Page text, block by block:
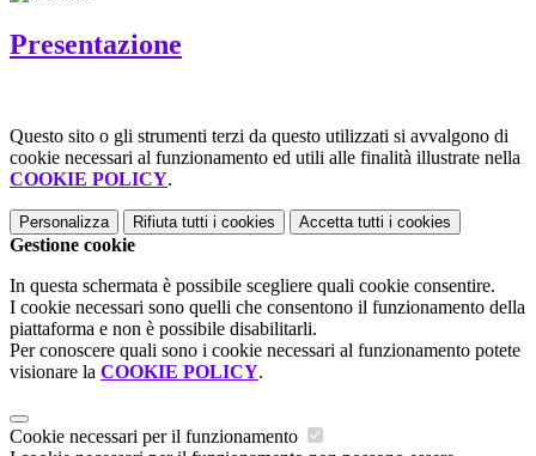
Presentazione
Questo sito o gli strumenti terzi da questo utilizzati si avvalgono di
cookie necessari al funzionamento ed utili alle finalità illustrate nella
COOKIE POLICY.
Personalizza Rifiuta tutti i cookies Accetta tutti i cookies
Gestione cookie
In questa schermata è possibile scegliere quali cookie consentire.
I cookie necessari sono quelli che consentono il funzionamento della
piattaforma e non è possibile disabilitarli.
Per conoscere quali sono i cookie necessari al funzionamento potete
visionare la COOKIE POLICY.
Cookie necessari per il funzionamento